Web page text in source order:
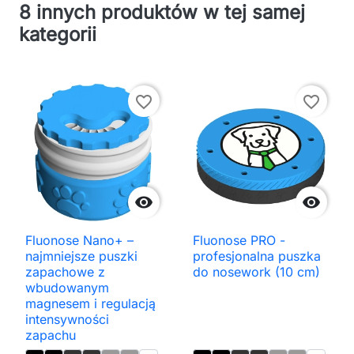
8 innych produktów w tej samej
kategorii

favorite_border
Fluonose Nano+ –
najmniejsze puszki
zapachowe z
wbudowanym
magnesem i regulacją
intensywności
zapachu

favorite_border
Fluonose PRO -
profesjonalna puszka
do nosework (10 cm)